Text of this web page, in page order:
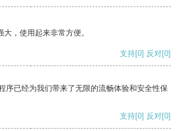
，使用起来非常方便。
支持[0] 反对[0]
序已经为我们带来了无限的流畅体验和安全性保
支持[0] 反对[0]